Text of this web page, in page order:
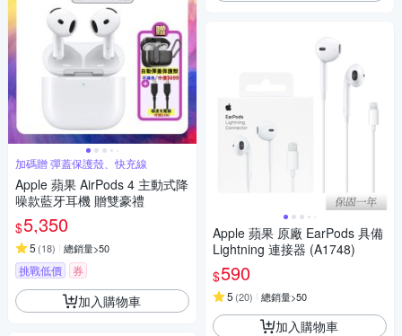
加碼贈 彈蓋保護殼、快充線
Apple 蘋果 AirPods 4 主動式降
噪款藍牙耳機 贈雙豪禮
$5,350
5 (18) 總銷量>50
挑戰低價 券
加入購物車
Apple 蘋果 原廠 EarPods 具備
Lightning 連接器 (A1748)
$590
5 (20) 總銷量>50
加入購物車